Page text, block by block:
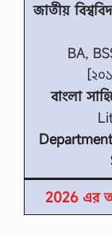
জাতীয়
BA,
বাংলা
2026 এর